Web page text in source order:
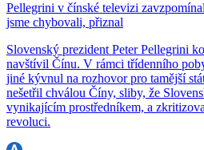
Pellegrini v čínské televizi
jsme chybovali, přiznal
Slovenský prezident Peter Pellegrini
navštívil Čínu. V rámci třídenního
jiné kývnul na rozhovor pro tamější
nešetřil chválou Číny, sliby, že
vynikajícím prostředníkem, a
revoluci.